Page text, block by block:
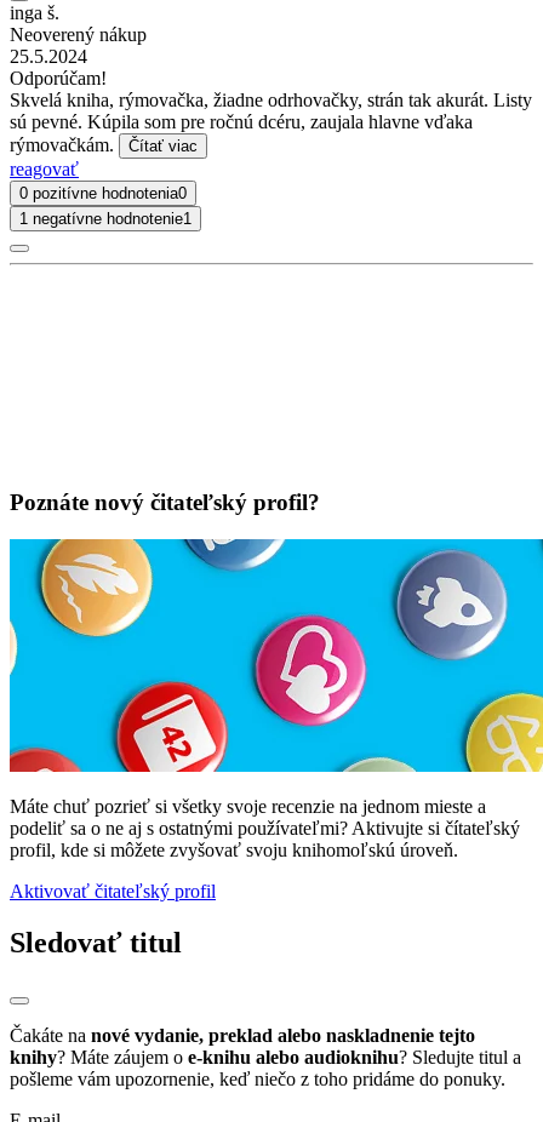
inga š.
Neoverený nákup
25.5.2024
Odporúčam!
Skvelá kniha, rýmovačka, žiadne odrhovačky, strán tak akurát. Listy
sú pevné. Kúpila som pre ročnú dcéru, zaujala hlavne vďaka
rýmovačkám.
Čítať viac
reagovať
0 pozitívne hodnotenia0
1 negatívne hodnotenie1
Poznáte nový čitateľský profil?
Máte chuť pozrieť si všetky svoje recenzie na jednom mieste a
podeliť sa o ne aj s ostatnými používateľmi? Aktivujte si čítateľský
profil, kde si môžete zvyšovať svoju knihomoľskú úroveň.
Aktivovať čitateľský profil
Sledovať titul
Čakáte na nové vydanie, preklad alebo naskladnenie tejto
knihy? Máte záujem o e-knihu alebo audioknihu? Sledujte titul a
pošleme vám upozornenie, keď niečo z toho pridáme do ponuky.